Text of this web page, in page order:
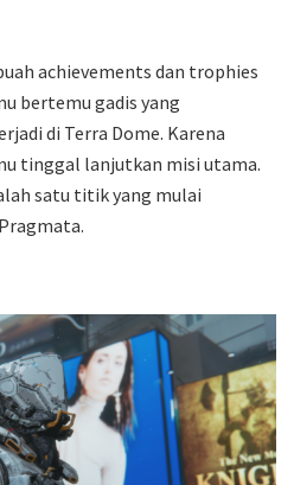
achievements dan trophies
bertemu gadis yang
di Terra Dome. Karena
tinggal lanjutkan misi utama.
satu titik yang mulai